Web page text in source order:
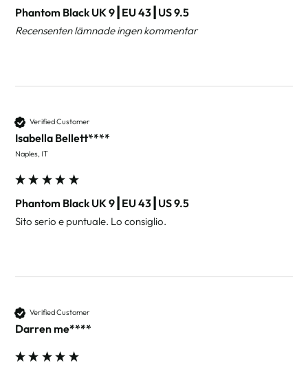
Phantom Black UK 9┃EU 43┃US 9.5
Recensenten lämnade ingen kommentar
Verified Customer
Isabella Bellett****
Naples, IT
Phantom Black UK 9┃EU 43┃US 9.5
Sito serio e puntuale. Lo consiglio.
Verified Customer
Darren me****